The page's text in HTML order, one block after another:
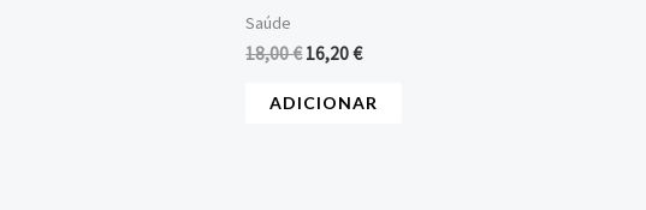
Saúde
18,00€ 16,20€
ADICIONAR